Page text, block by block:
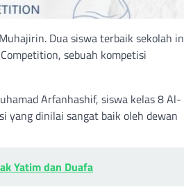
Dua siswa terbaik sekolah
sebuah kompetisi
Arfanhashif, siswa kelas 8 Al-
yang dinilai sangat baik oleh dewan
Yatim dan Duafa